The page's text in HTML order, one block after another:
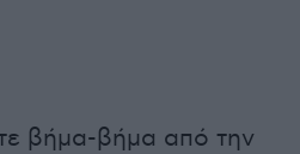
βήμα-βήμα από την